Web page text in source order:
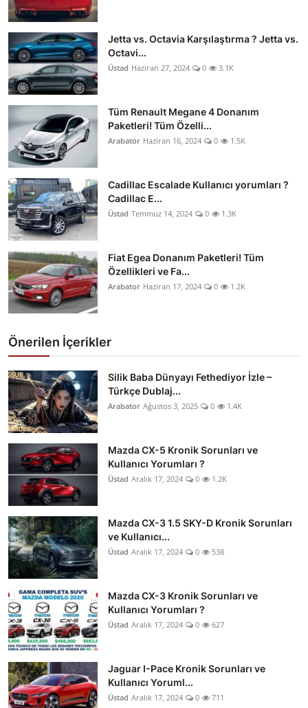
Jetta vs. Octavia Karşılaştırma ? Jetta vs.
Octavi...
Üstad Haziran 27, 2024 0 3.1K
Tüm Renault Megane 4 Donanım
Paketleri! Tüm Özelli...
Arabator Haziran 16, 2024 0 1.5K
Cadillac Escalade Kullanıcı yorumları ?
Cadillac E...
Üstad Temmuz 14, 2024 0 1.3K
Fiat Egea Donanım Paketleri! Tüm
Özellikleri ve Fa...
Arabator Haziran 17, 2024 0 1.2K
Önerilen İçerikler
Silik Baba Dünyayı Fethediyor İzle –
Türkçe Dublaj...
Arabator Ağustos 3, 2025 0 1.4K
Mazda CX-5 Kronik Sorunları ve
Kullanıcı Yorumları ?
Üstad Aralık 17, 2024 0 1.2K
Mazda CX-3 1.5 SKY-D Kronik Sorunları
ve Kullanıcı...
Üstad Aralık 17, 2024 0 538
Mazda CX-3 Kronik Sorunları ve
Kullanıcı Yorumları ?
Üstad Aralık 17, 2024 0 627
Jaguar I-Pace Kronik Sorunları ve
Kullanıcı Yoruml...
Üstad Aralık 17, 2024 0 711